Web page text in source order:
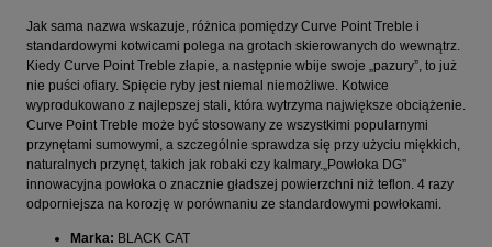
Jak sama nazwa wskazuje, różnica pomiędzy Curve Point Treble i
standardowymi kotwicami polega na grotach skierowanych do wewnątrz.
Kiedy Curve Point Treble złapie, a następnie wbije swoje „pazury”, to już
nie puści ofiary. Spięcie ryby jest niemal niemożliwe. Kotwice
wyprodukowano z najlepszej stali, która wytrzyma największe obciążenie.
Curve Point Treble może być stosowany ze wszystkimi popularnymi
przynętami sumowymi, a szczególnie sprawdza się przy użyciu miękkich,
naturalnych przynęt, takich jak robaki czy kalmary.„Powłoka DG”
innowacyjna powłoka o znacznie gładszej powierzchni niż teflon. 4 razy
odporniejsza na korozję w porównaniu ze standardowymi powłokami.
Marka: BLACK CAT